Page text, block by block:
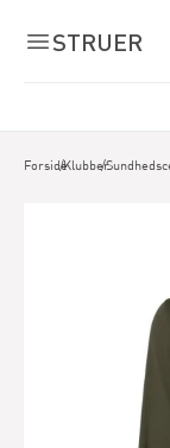
STRUER
Forside
/Klubber
/